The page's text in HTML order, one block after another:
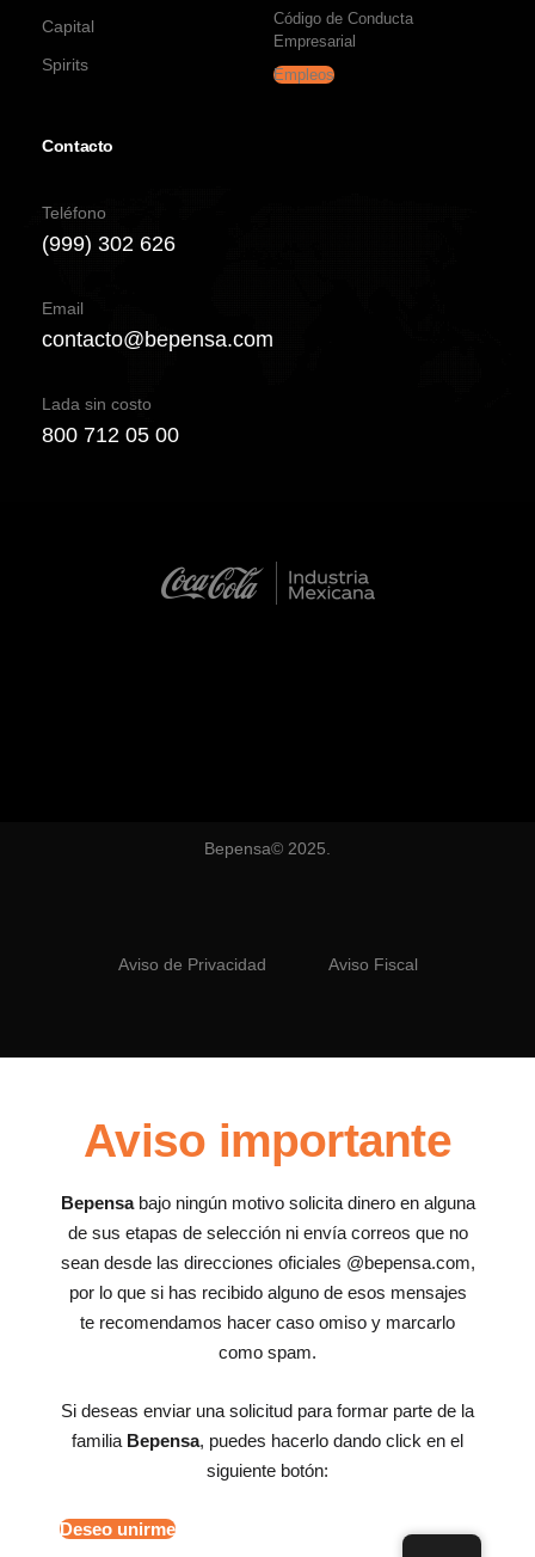
Capital
Spirits
Código de Conducta
Empresarial
Empleos
Contacto
Teléfono
(999) 302 626
Email
contacto@bepensa.com
Lada sin costo
800 712 05 00
Bepensa© 2025.
Aviso de Privacidad Aviso Fiscal
Aviso importante
Bepensabajo ningún motivo solicita dinero en alguna
de sus etapas de selección ni envía correos que no
sean desde las direcciones oficiales @bepensa.com,
por lo que si has recibido alguno de esos mensajes
te recomendamos hacer caso omiso y marcarlo
como spam.
Si deseas enviar una solicitud para formar parte de la
familia Bepensa, puedes hacerlo dando click en el
siguiente botón:
Deseo unirme